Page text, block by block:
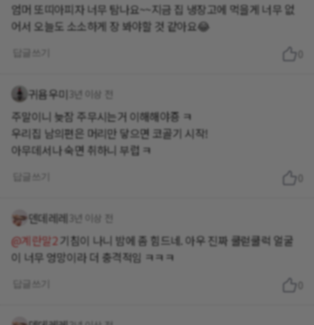
엄머 또띠아피자 너무 탐나요~~지금 집 냉장고에 먹을게 너무 없
어서 오늘도 소소하게 장 봐야할 것 같아요😂
귀욤우미 3년 이상 전
주말이니 늦잠 주무시는거 이해해야죵 ㅋ
우리집 남의편은 머리만 닿으면 코골기 시작!
아무데서나 숙면 취하니 부럽 ㅋ
덴데레레 3년 이상 전
@계란말2기침이 나니 밤에 좀 힘드네. 아우 진짜 쿨럳쿨럭 얼굴
이 너무 엉망이라 더 충격적임 ㅋㅋㅋ